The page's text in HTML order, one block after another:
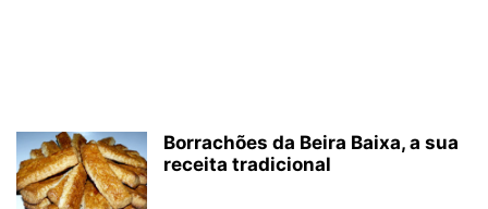
Borrachões da Beira Baixa, a sua
receita tradicional